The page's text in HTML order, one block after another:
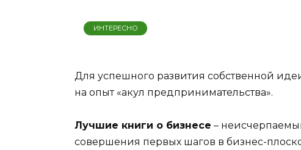
ИНТЕРЕСНО
Для успешного развития собственной
на опыт «акул предпринимательства».
Лучшие книги о бизнесе –
совершения первых шагов в бизнес-